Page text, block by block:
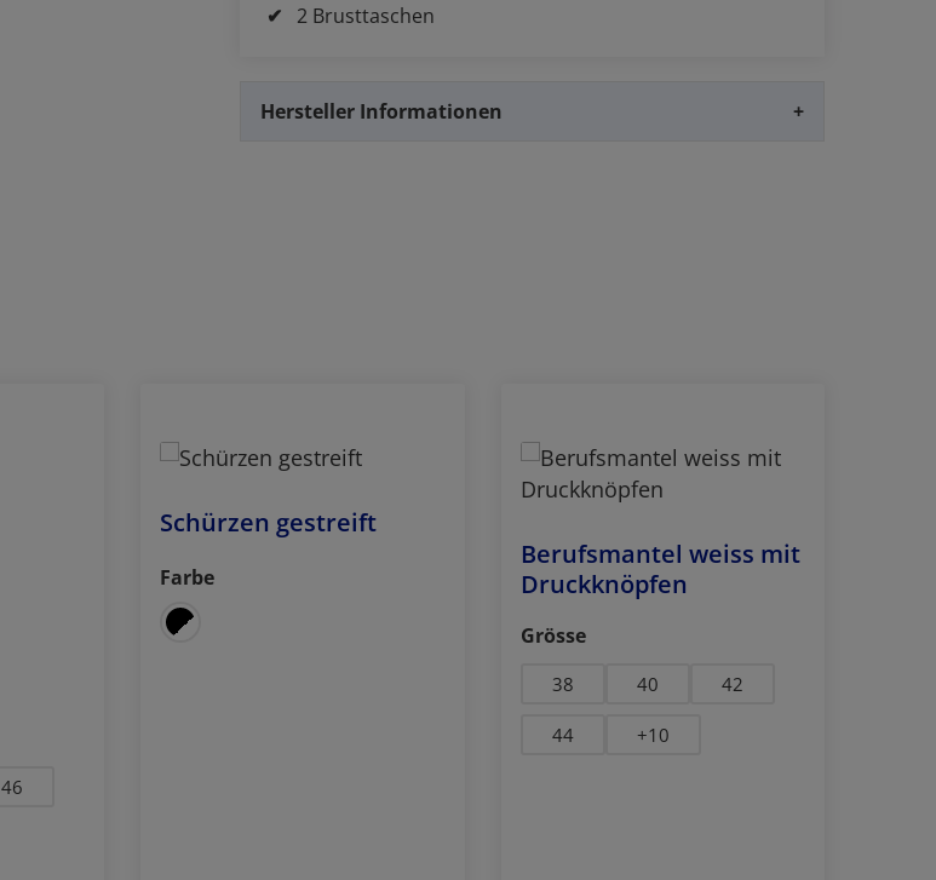
2 Brusttaschen
Hersteller Informationen +
46
Schürzen gestreift
Farbe
auswählen
Berufsmantel weiss mit
Druckknöpfen
Grösseauswählen
38 40 42
44 +10